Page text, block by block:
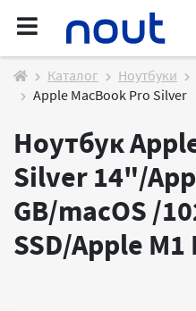
Каталог Ноутбуки
Apple MacBook Pro Silver
Ноутбук
Silver 14"/
GB/macOS /
SSD/Apple